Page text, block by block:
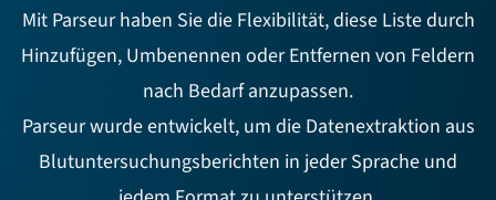
Mit Parseur haben Sie die Flexibilität, diese Liste durch
Hinzufügen, Umbenennen oder Entfernen von Feldern
nach Bedarf anzupassen.
Parseur wurde entwickelt, um die Datenextraktion aus
Blutuntersuchungsberichten in jeder Sprache und